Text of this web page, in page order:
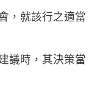
，就該行之適當
議時，其決策當